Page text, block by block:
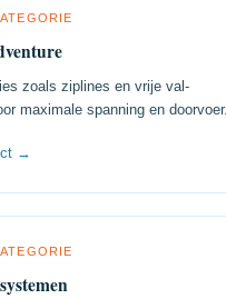
zoals ziplines en vrije val-
maximale spanning en doorvoer.
→